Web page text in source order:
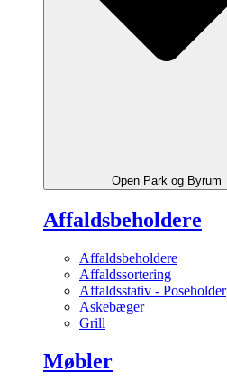
Open Park og Byrum
Affaldsbeholdere
Affaldsbeholdere
Affaldssortering
Affaldsstativ - Poseholder
Askebæger
Grill
Møbler